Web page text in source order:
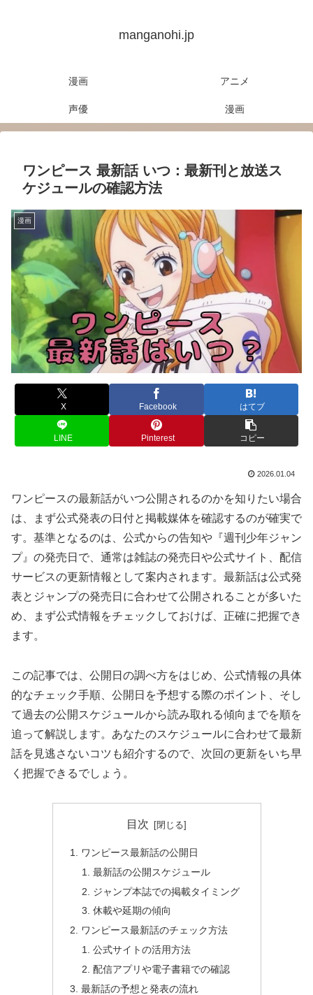
manganohi.jp
漫画 アニメ
声優 漫画
ワンピース 最新話 いつ：最新刊と放送ス
ケジュールの確認方法
漫画
X Facebook はてブ
LINE Pinterest コピー
2026.01.04
ワンピースの最新話がいつ公開されるのかを知りたい場合
は、まず公式発表の日付と掲載媒体を確認するのが確実で
す。基準となるのは、公式からの告知や『週刊少年ジャン
プ』の発売日で、通常は雑誌の発売日や公式サイト、配信
サービスの更新情報として案内されます。最新話は公式発
表とジャンプの発売日に合わせて公開されることが多いた
め、まず公式情報をチェックしておけば、正確に把握でき
ます。
この記事では、公開日の調べ方をはじめ、公式情報の具体
的なチェック手順、公開日を予想する際のポイント、そし
て過去の公開スケジュールから読み取れる傾向までを順を
追って解説します。あなたのスケジュールに合わせて最新
話を見逃さないコツも紹介するので、次回の更新をいち早
く把握できるでしょう。
目次
ワンピース最新話の公開日
最新話の公開スケジュール
ジャンプ本誌での掲載タイミング
休載や延期の傾向
ワンピース最新話のチェック方法
公式サイトの活用方法
配信アプリや電子書籍での確認
最新話の予想と発表の流れ